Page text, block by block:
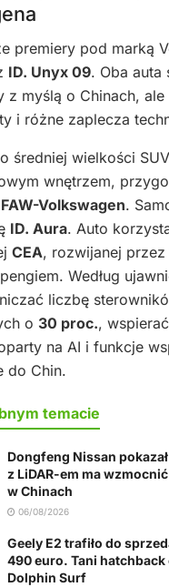
premiery pod marką
ID. Unyx 09. Oba auta
z myślą o Chinach,
i różne zaplecza
średniej wielkości
wnętrzem,
FAW-Volkswagen.
ID. Aura. Auto
CEA, rozwijanej przez
Według
liczbę
o 30 proc.,
na AI i funkcje
do Chin.
temacie
Dongfeng Nissan
z LiDAR-em ma
w Chinach
06/08/2026
Geely E2 trafiło do
490 euro. Tani
Dolphin Surf